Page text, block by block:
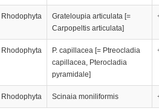
Rhodophyta
Grateloupia articulata [=
Carpopeltis articulata]
Rhodophyta
P. capillacea [= Ptreocladia
capillacea, Pterocladia
pyramidale]
Rhodophyta Scinaia moniliformis